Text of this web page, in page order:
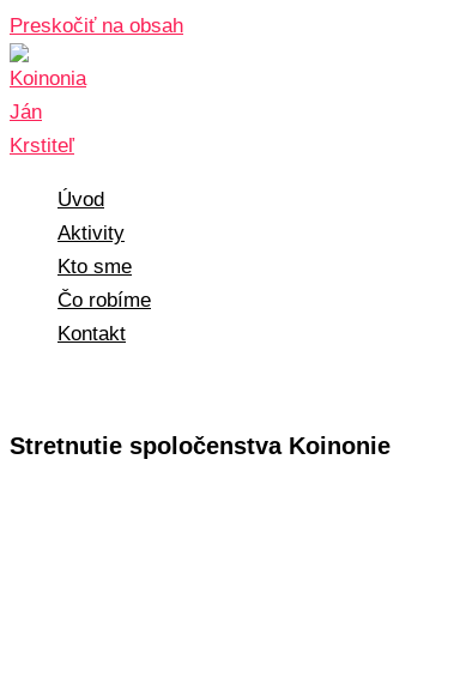
Preskočiť na obsah
Úvod
Aktivity
Kto sme
Čo robíme
Kontakt
Stretnutie spoločenstva Koinonie